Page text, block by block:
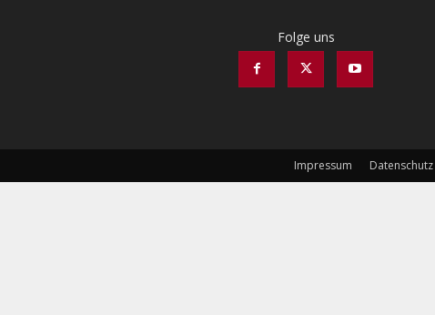
Folge uns
Impressum Datenschutz